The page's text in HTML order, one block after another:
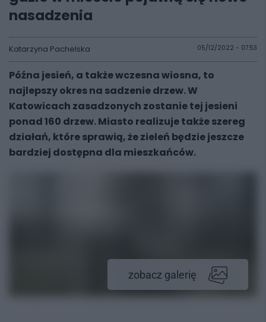
nasadzenia
Katarzyna Pachelska 05/12/2022 - 07:53
Późna jesień, a także wczesna wiosna, to
najlepszy okres na sadzenie drzew. W
Katowicach zasadzonych zostanie tej jesieni
ponad 160 drzew. Miasto realizuje także szereg
działań, które sprawią, że zieleń będzie jeszcze
bardziej dostępna dla mieszkańców.
zobacz galerię